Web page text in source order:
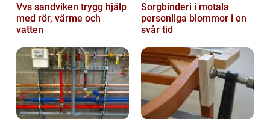
Vvs sandviken trygg hjälp
med rör, värme och
vatten
Sorgbinderi i motala
personliga blommor i en
svår tid